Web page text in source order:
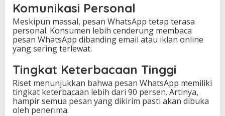
Komunikasi Personal
Meskipun massal, pesan WhatsApp tetap terasa
personal. Konsumen lebih cenderung membaca
pesan WhatsApp dibanding email atau iklan online
yang sering terlewat.
Tingkat Keterbacaan Tinggi
Riset menunjukkan bahwa pesan WhatsApp memiliki
tingkat keterbacaan lebih dari 90 persen. Artinya,
hampir semua pesan yang dikirim pasti akan dibuka
oleh penerima.